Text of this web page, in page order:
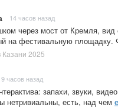
14 часов назад
через мост от Кремля, вид
на фестивальную площадку.
Казани 2025
часов назад
запахи, звуки,
нетривиальны, есть, над чем